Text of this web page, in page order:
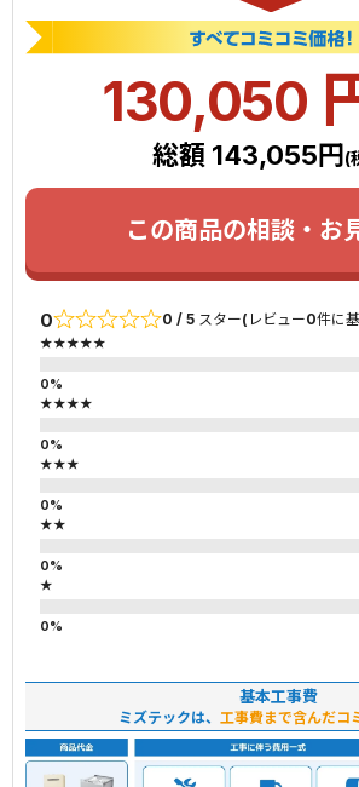
130,050
総額 143,055円 (
この商品の相談・お
0 0 / 5 スター(レビュー0件に
★★★★★
★★★★
★★★
★★
★
基本工事費
ミズテックは、 工事費まで含んだコ